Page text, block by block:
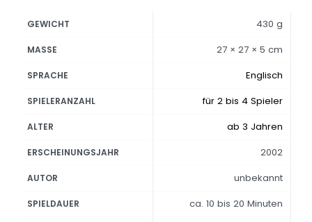
GEWICHT 430 g
MASSE 27 × 27 × 5 cm
SPRACHE Englisch
SPIELERANZAHL für 2 bis 4 Spieler
ALTER ab 3 Jahren
ERSCHEINUNGSJAHR 2002
AUTOR unbekannt
SPIELDAUER ca. 10 bis 20 Minuten